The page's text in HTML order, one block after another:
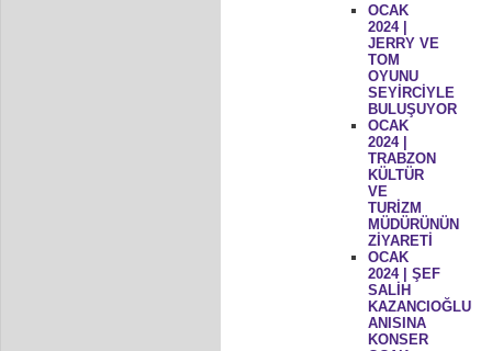
OCAK
2024 |
JERRY VE
TOM
OYUNU
SEYİRCİYLE
BULUŞUYOR
OCAK
2024 |
TRABZON
KÜLTÜR
VE
TURİZM
MÜDÜRÜNÜN
ZİYARETİ
OCAK
2024 | ŞEF
SALİH
KAZANCIOĞLU
ANISINA
KONSER